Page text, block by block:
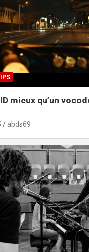
mieux qu’un
abds69